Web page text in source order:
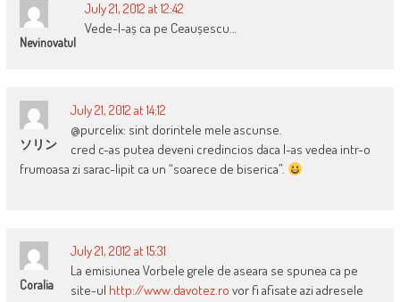
Nevinovatul
July 21, 2012 at 12:42
Vede-l-aș ca pe Ceaușescu…
ソリン
July 21, 2012 at 14:12
@purcelix: sint dorintele mele ascunse.
cred c-as putea deveni credincios daca l-as vedea intr-o
frumoasa zi sarac-lipit ca un “soarece de biserica”.
Coralia
July 21, 2012 at 15:31
La emisiunea Vorbele grele de aseara se spunea ca pe
site-ul http://www.davotez.ro vor fi afisate azi adresele